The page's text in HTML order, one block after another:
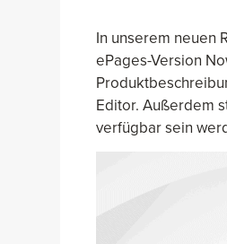
In unserem neuen
ePages-Version
Editor. Außerdem
verfügbar sein